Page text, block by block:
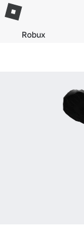
Robux